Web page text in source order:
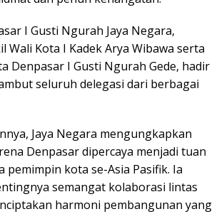
I Gusti Ngurah Jaya Negara,
Wali Kota I Kadek Arya Wibawa serta
Denpasar I Gusti Ngurah Gede, hadir
seluruh delegasi dari berbagai
Jaya Negara mengungkapkan
Denpasar dipercaya menjadi tuan
pemimpin kota se-Asia Pasifik. Ia
semangat kolaborasi lintas
harmoni pembangunan yang